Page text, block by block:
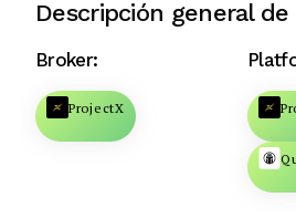
Descripción general
Broker:
ProjectX